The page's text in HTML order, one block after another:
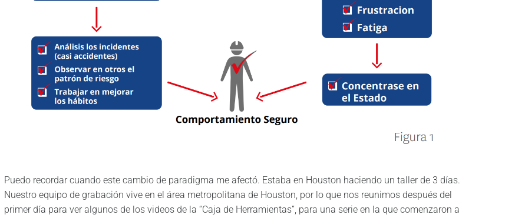
Puedo recordar cuando este cambio de paradigma me afectó. Estaba en Houston haciendo un taller de 3 días.
Nuestro equipo de grabación vive en el área metropolitana de Houston, por lo que nos reunimos después del
primer día para ver algunos de los videos de la “Caja de Herramientas”, para una serie en la que comenzaron a